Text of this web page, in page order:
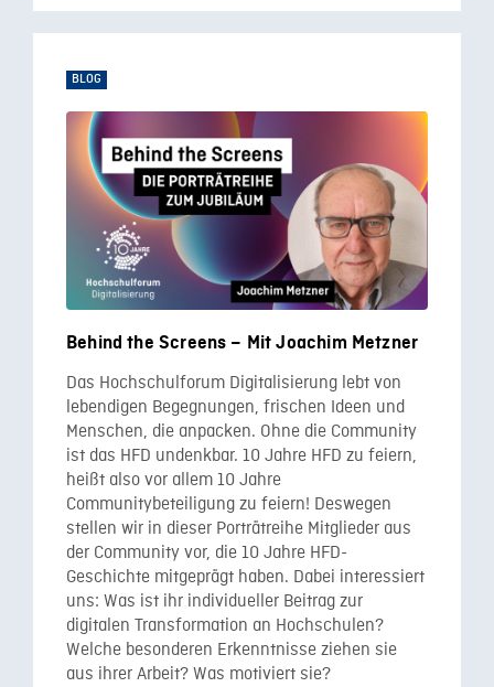
BLOG
Behind the Screens – Mit Joachim Metzner
Das Hochschulforum Digitalisierung lebt von
lebendigen Begegnungen, frischen Ideen und
Menschen, die anpacken. Ohne die Community
ist das HFD undenkbar. 10 Jahre HFD zu feiern,
heißt also vor allem 10 Jahre
Communitybeteiligung zu feiern! Deswegen
stellen wir in dieser Porträtreihe Mitglieder aus
der Community vor, die 10 Jahre HFD-
Geschichte mitgeprägt haben. Dabei interessiert
uns: Was ist ihr individueller Beitrag zur
digitalen Transformation an Hochschulen?
Welche besonderen Erkenntnisse ziehen sie
aus ihrer Arbeit? Was motiviert sie?